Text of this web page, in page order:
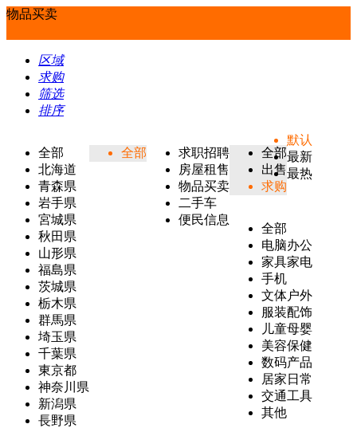
物品买卖
区域
求购
筛选
排序
全部
北海道
青森県
岩手県
宮城県
秋田県
山形県
福島県
茨城県
栃木県
群馬県
埼玉県
千葉県
東京都
神奈川県
新潟県
長野県
全部
求职招聘
房屋租售
物品买卖
二手车
便民信息
全部
出售
求购
全部
电脑办公
家具家电
手机
文体户外
服装配饰
儿童母婴
美容保健
数码产品
居家日常
交通工具
其他
默认
最新
最热